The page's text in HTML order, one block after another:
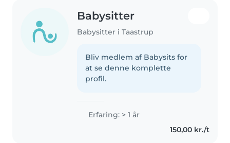
Babysitter
Babysitter i Taastrup
Bliv medlem af Babysits for
at se denne komplette
profil.
Erfaring: > 1 år
150,00 kr./t